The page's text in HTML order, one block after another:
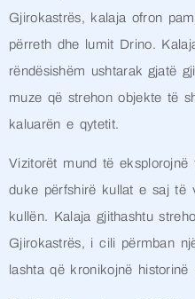
Gjirokastrës, kalaja ofron
përreth dhe lumit Drino.
rëndësishëm ushtarak gjatë
muze që strehon objekte të
kaluarën e qytetit.
Vizitorët mund të
duke përfshirë kullat e saj të
kullën. Kalaja gjithashtu
Gjirokastrës, i cili përmban
lashta që kronikojnë historinë